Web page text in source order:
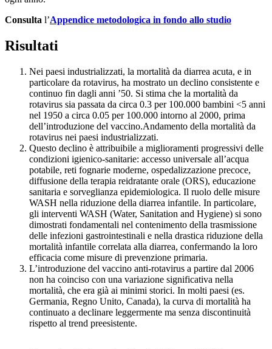
Consulta l’Appendice metodologica in fondo allo studio
Risultati
Nei paesi industrializzati, la mortalità da diarrea acuta, e in
particolare da rotavirus, ha mostrato un declino consistente e
continuo fin dagli anni ’50. Si stima che la mortalità da
rotavirus sia passata da circa 0.3 per 100.000 bambini <5 anni
nel 1950 a circa 0.05 per 100.000 intorno al 2000, prima
dell’introduzione del vaccino.Andamento della mortalità da
rotavirus nei paesi industrializzati.
Questo declino è attribuibile a miglioramenti progressivi delle
condizioni igienico-sanitarie: accesso universale all’acqua
potabile, reti fognarie moderne, ospedalizzazione precoce,
diffusione della terapia reidratante orale (ORS), educazione
sanitaria e sorveglianza epidemiologica. Il ruolo delle misure
WASH nella riduzione della diarrea infantile. In particolare,
gli interventi WASH (Water, Sanitation and Hygiene) si sono
dimostrati fondamentali nel contenimento della trasmissione
delle infezioni gastrointestinali e nella drastica riduzione della
mortalità infantile correlata alla diarrea, confermando la loro
efficacia come misure di prevenzione primaria.
L’introduzione del vaccino anti-rotavirus a partire dal 2006
non ha coinciso con una variazione significativa nella
mortalità, che era già ai minimi storici. In molti paesi (es.
Germania, Regno Unito, Canada), la curva di mortalità ha
continuato a declinare leggermente ma senza discontinuità
rispetto al trend preesistente.